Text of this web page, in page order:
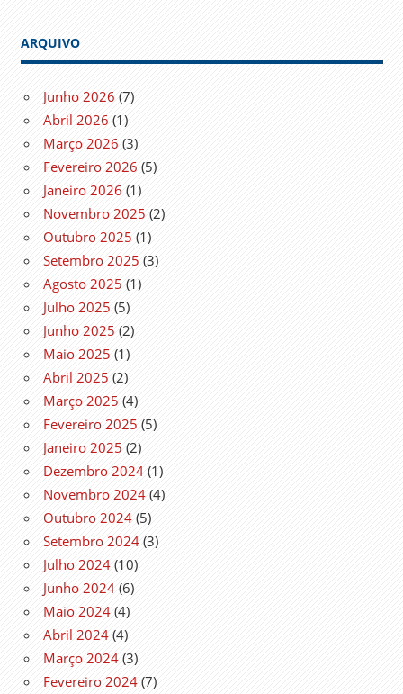
ARQUIVO
Junho 2026 (7)
Abril 2026 (1)
Março 2026 (3)
Fevereiro 2026 (5)
Janeiro 2026 (1)
Novembro 2025 (2)
Outubro 2025 (1)
Setembro 2025 (3)
Agosto 2025 (1)
Julho 2025 (5)
Junho 2025 (2)
Maio 2025 (1)
Abril 2025 (2)
Março 2025 (4)
Fevereiro 2025 (5)
Janeiro 2025 (2)
Dezembro 2024 (1)
Novembro 2024 (4)
Outubro 2024 (5)
Setembro 2024 (3)
Julho 2024 (10)
Junho 2024 (6)
Maio 2024 (4)
Abril 2024 (4)
Março 2024 (3)
Fevereiro 2024 (7)